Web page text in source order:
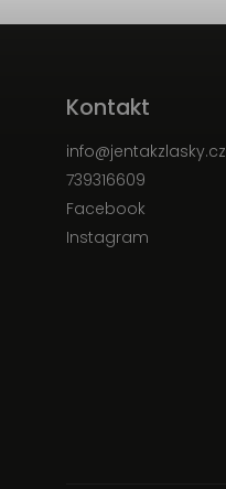
Kontakt
info@jentakzlasky.cz
739316609
Facebook
Instagram